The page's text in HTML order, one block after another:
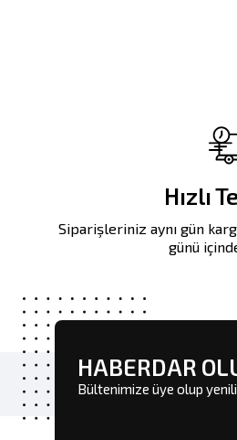
Hızlı
Siparişleriniz aynı gün
günü
HABERDAR
Bültenimize üye olup